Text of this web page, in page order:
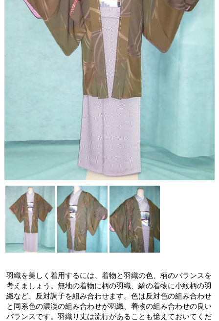
羽織を美しく着用するには、着物と羽織の色、柄のバランスを
考えましょう。無地の着物に柄の羽織、縞の着物に小紋柄の羽
織など、反対調子を組み合わせます。色は反対色の組み合わせ
と同系色の濃淡の組み合わせが羽織、着物の組み合わせの良い
バランスです。羽織り丈は流行があることも憶えておいてくだ